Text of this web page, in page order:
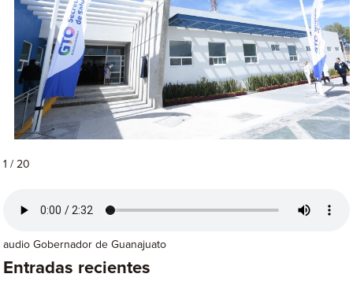
1 / 20
audio Gobernador de Guanajuato
Entradas recientes